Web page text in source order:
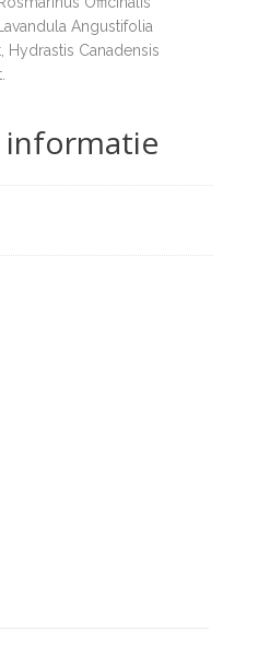
Angustifolia
Hydrastis Canadensis
informatie